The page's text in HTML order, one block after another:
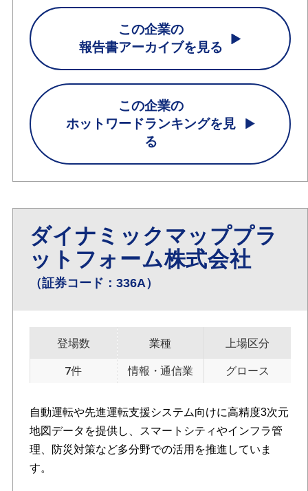
この企業の
報告書アーカイブを見る
この企業の
ホットワードランキングを見
る
ダイナミックマッププラ
ットフォーム株式会社
（証券コード：336A）
登場数
7件
業種
情報・通信業
上場区分
グロース
自動運転や先進運転支援システム向けに高精度3次元
地図データを提供し、スマートシティやインフラ管
理、防災対策など多分野での活用を推進していま
す。